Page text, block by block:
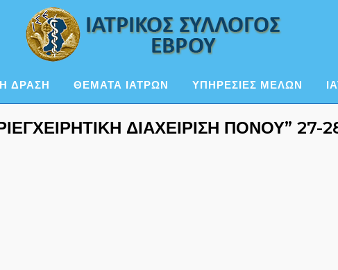
ΔΡΑΣΗ ΘΕΜΑΤΑ ΙΑΤΡΩΝ ΥΠΗΡΕΣΙΕΣ ΜΕΛΩΝ
ΔΙΑΧΕΙΡΙΣΗ ΠΟΝΟΥ” 27-